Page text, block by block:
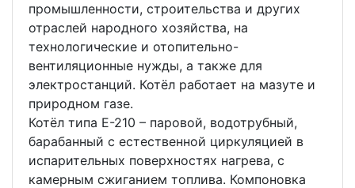
промышленности, строительства и других
отраслей народного хозяйства, на
технологические и отопительно-
вентиляционные нужды, а также для
электростанций. Котёл работает на мазуте и
природном газе.
Котёл типа Е-210 – паровой, водотрубный,
барабанный с естественной циркуляцией в
испарительных поверхностях нагрева, с
камерным сжиганием топлива. Компоновка